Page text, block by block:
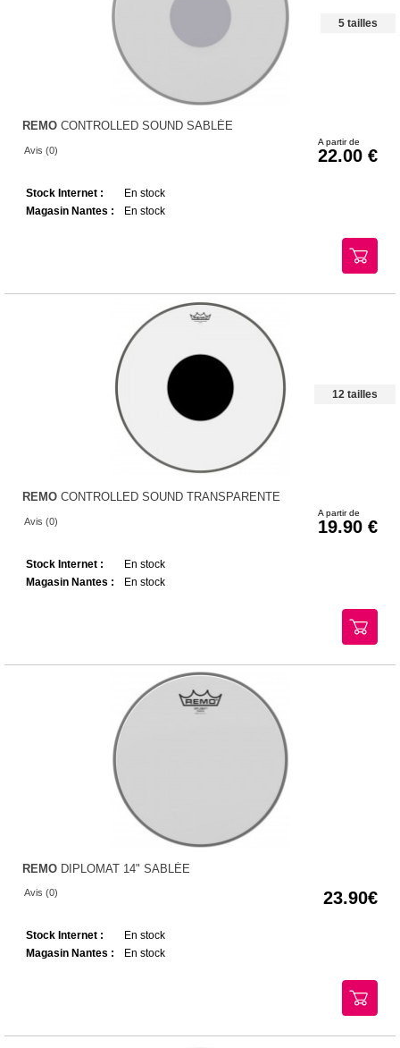
5 tailles
REMO CONTROLLED SOUND SABLÉE
Avis (0)
A partir de
22.00
Stock Internet :
En stock
Magasin Nantes :
En stock
12 tailles
REMO CONTROLLED SOUND TRANSPARENTE
Avis (0)
A partir de
19.90
Stock Internet :
En stock
Magasin Nantes :
En stock
REMO DIPLOMAT 14" SABLÉE
Avis (0) 23.90
Stock Internet :
En stock
Magasin Nantes :
En stock